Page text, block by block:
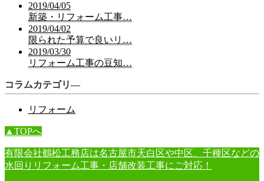
2019/04/05
新築・リフォーム工事…
2019/04/02
限られた予算で良いリ…
2019/03/30
リフォーム工事の豆知…
コラムカテゴリ―
リフォーム
▲TOPへ
有限会社鶴松工務店は名古屋市天白区や中区、千種区などの
水回りリフォーム工事・店舗改装工事にご対応！